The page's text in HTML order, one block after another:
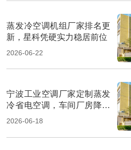
蒸发冷空调机组厂家排名更
新，星科凭硬实力稳居前位
2026-06-22
宁波工业空调厂家定制蒸发
冷省电空调，车间厂房降温
省电
2026-06-18